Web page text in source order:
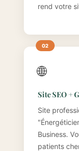
rend votre
🌐
Site SEO +
Site
Business.
patients